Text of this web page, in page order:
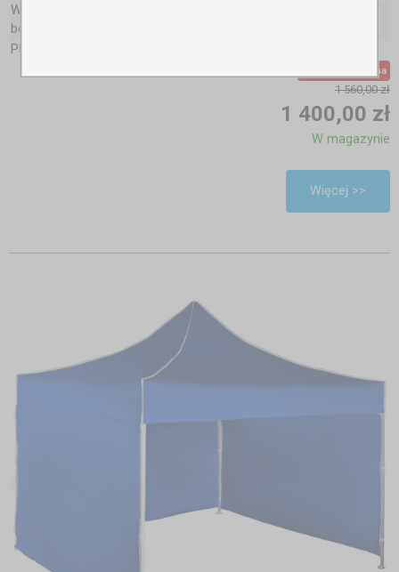
Waga całkowita (bez ścian
bocznych):
Plandeka dachowa:
Cena promocyjna
1 560,00 zł
1 400,00 zł
W magazynie
Więcej >>